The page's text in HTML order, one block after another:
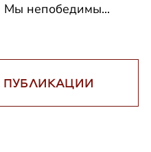
Мы непобедимы...
ПУБЛИКАЦИИ